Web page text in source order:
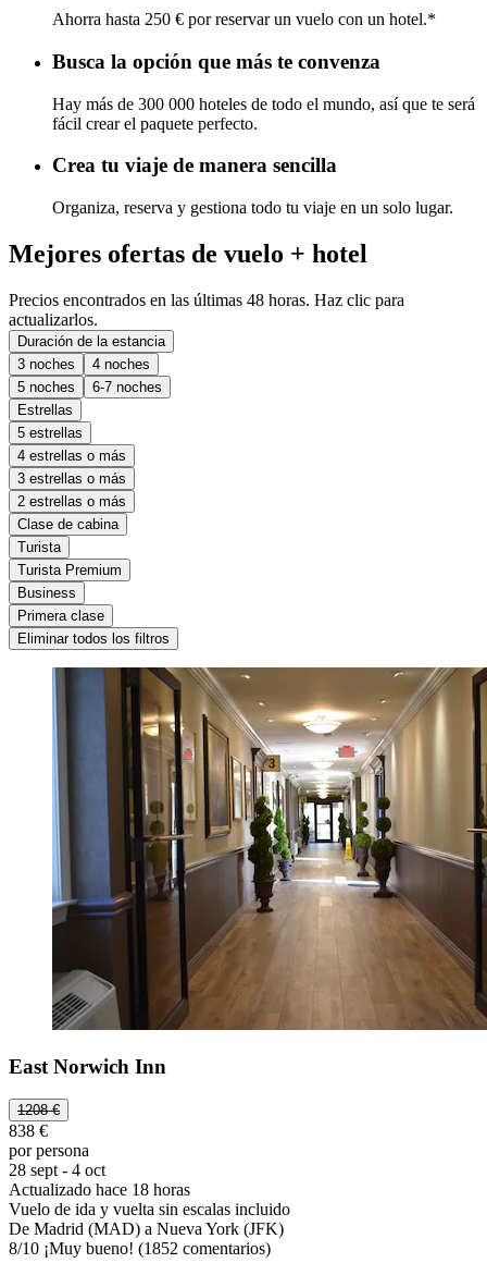
Ahorra hasta 250 € por reservar un vuelo con un hotel.*
Busca la opción que más te convenza
Hay más de 300 000 hoteles de todo el mundo, así que te será
fácil crear el paquete perfecto.
Crea tu viaje de manera sencilla
Organiza, reserva y gestiona todo tu viaje en un solo lugar.
Mejores ofertas de vuelo + hotel
Precios encontrados en las últimas 48 horas. Haz clic para
actualizarlos.
Duración de la estancia
3 noches
4 noches
5 noches
6-7 noches
Estrellas
5 estrellas
4 estrellas o más
3 estrellas o más
2 estrellas o más
Clase de cabina
Turista
Turista Premium
Business
Primera clase
Eliminar todos los filtros
East Norwich Inn
1208 €
838 €
por persona
28 sept - 4 oct
Actualizado hace 18 horas
Vuelo de ida y vuelta sin escalas incluido
De Madrid (MAD) a Nueva York (JFK)
8/10 ¡Muy bueno! (1852 comentarios)